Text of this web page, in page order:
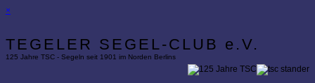
×
TEGELER SEGEL-CLUB e.V.
125 Jahre TSC - Segeln seit 1901 im Norden Berlins